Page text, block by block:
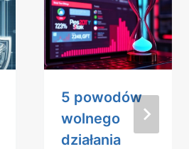
5 powodów
wolnego
działania